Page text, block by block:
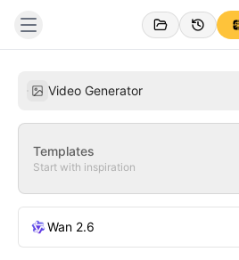
Video Generator
Templates
Start with inspiration
Wan 2.6